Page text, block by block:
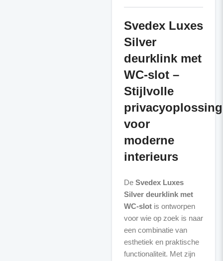
Svedex Luxes
Silver
deurklink met
WC-slot –
Stijlvolle
privacyoplossing
voor
moderne
interieurs
De Svedex Luxes
Silver deurklink met
WC-slotis ontworpen
voor wie op zoek is naar
een combinatie van
esthetiek en praktische
functionaliteit. Met zijn